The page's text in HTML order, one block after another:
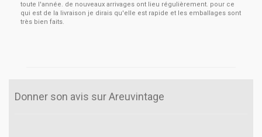
toute l'année. de nouveaux arrivages ont lieu régulièrement. pour ce
qui est de la livraison je dirais qu'elle est rapide et les emballages sont
très bien faits.
Donner son avis sur Areuvintage